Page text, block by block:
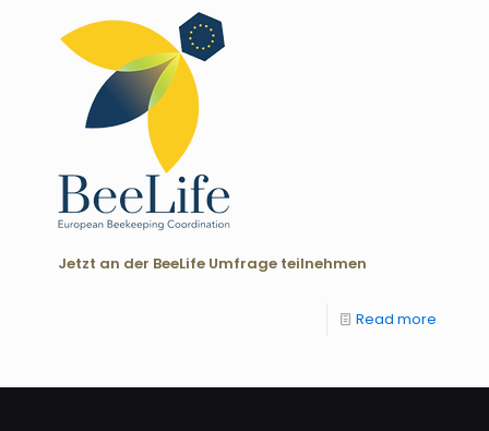
Jetzt an der BeeLife Umfrage teilnehmen
Read more